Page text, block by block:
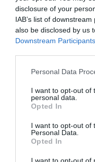
disclosure of your
IAB’s list of
also be disclosed by us
Downstream Participants
Personal Data
I want to opt-out of
personal data.
Opted In
I want to opt-out of
Personal Data.
Opted In
μάθετε πρώτοι όλες
Δείτε όλα τα
Πολιτισμό στο
Tags
ΑΓΟΡΙΤΣΑ ΟΙΚΟΝΟΜΟΥ
ΔΡΑΜΑ - ΚΟΙΝΩΝΙΚΟ -
ΕΥΓΕΝΙΟΣ ΙΟΝΕΣΚΟ